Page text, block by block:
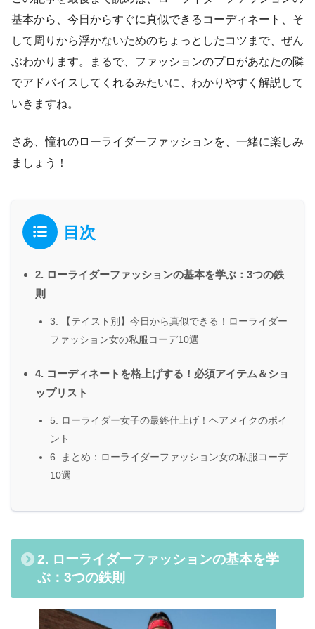
基本から、今日からすぐに真似できるコーディネート、そ
して周りから浮かないためのちょっとしたコツまで、ぜん
ぶわかります。まるで、ファッションのプロがあなたの隣
でアドバイスしてくれるみたいに、わかりやすく解説して
いきますね。
さあ、憧れのローライダーファッションを、一緒に楽しみ
ましょう！
目次
2. ローライダーファッションの基本を学ぶ：3つの鉄
則
3. 【テイスト別】今日から真似できる！ローライダー
ファッション女の私服コーデ10選
4. コーディネートを格上げする！必須アイテム＆ショ
ップリスト
5. ローライダー女子の最終仕上げ！ヘアメイクのポイ
ント
6. まとめ：ローライダーファッション女の私服コーデ
10選
2. ローライダーファッションの基本を学
ぶ：3つの鉄則